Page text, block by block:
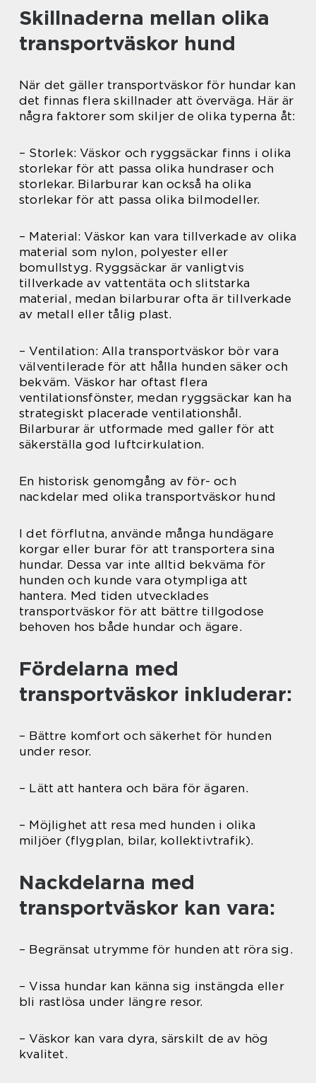
Skillnaderna mellan olika
transportväskor hund
När det gäller transportväskor för hundar kan
det finnas flera skillnader att överväga. Här är
några faktorer som skiljer de olika typerna åt:
– Storlek: Väskor och ryggsäckar finns i olika
storlekar för att passa olika hundraser och
storlekar. Bilarburar kan också ha olika
storlekar för att passa olika bilmodeller.
– Material: Väskor kan vara tillverkade av olika
material som nylon, polyester eller
bomullstyg. Ryggsäckar är vanligtvis
tillverkade av vattentäta och slitstarka
material, medan bilarburar ofta är tillverkade
av metall eller tålig plast.
– Ventilation: Alla transportväskor bör vara
välventilerade för att hålla hunden säker och
bekväm. Väskor har oftast flera
ventilationsfönster, medan ryggsäckar kan ha
strategiskt placerade ventilationshål.
Bilarburar är utformade med galler för att
säkerställa god luftcirkulation.
En historisk genomgång av för- och
nackdelar med olika transportväskor hund
I det förflutna, använde många hundägare
korgar eller burar för att transportera sina
hundar. Dessa var inte alltid bekväma för
hunden och kunde vara otympliga att
hantera. Med tiden utvecklades
transportväskor för att bättre tillgodose
behoven hos både hundar och ägare.
Fördelarna med
transportväskor inkluderar:
– Bättre komfort och säkerhet för hunden
under resor.
– Lätt att hantera och bära för ägaren.
– Möjlighet att resa med hunden i olika
miljöer (flygplan, bilar, kollektivtrafik).
Nackdelarna med
transportväskor kan vara:
– Begränsat utrymme för hunden att röra sig.
– Vissa hundar kan känna sig instängda eller
bli rastlösa under längre resor.
– Väskor kan vara dyra, särskilt de av hög
kvalitet.